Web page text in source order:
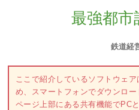
最強都市
鉄道経
ここで紹介しているソフトウェ
め、スマートフォンでダウンロー
ページ上部にある共有機能でPC